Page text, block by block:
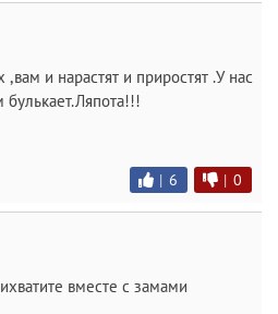
и нарастят и приростят .У нас
булькает.Ляпота!!!
| 6 | 0
вместе с замами